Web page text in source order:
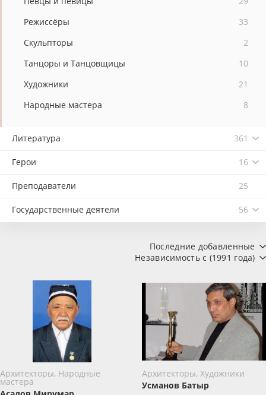
Режиссёры
33
Скульпторы
2
Танцоры и Танцовщицы
10
Художники
21
Народные мастера
8
Литература 361
Герои 16
Преподаватели 25
Государственные деятели 56
Последние добавленные
Независимость с (1991 года)
Архитекторы, Народные
мастера
Архитекторы, Художники
Усманов Батыр